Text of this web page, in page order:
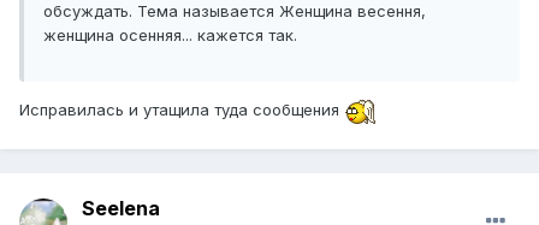
обсуждать. Тема называется Женщина весення,
женщина осенняя... кажется так.
Исправилась и утащила туда сообщения
Seelena